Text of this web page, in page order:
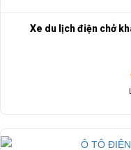
Xe du lịch điện chở